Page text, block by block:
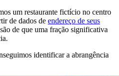
um restaurante fictício no centro
de dados de endereço de seus
de que uma fração significativa
identificar a abrangência